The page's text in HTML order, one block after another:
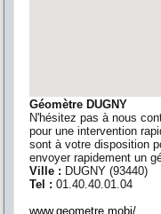
Géomètre DUGNY
N'hésitez pas à nous
pour une intervention
sont à votre disposition
envoyer rapidement un
Ville : DUGNY (93440)
Tel :01.40.40.01.04
www.geometre.mobi/